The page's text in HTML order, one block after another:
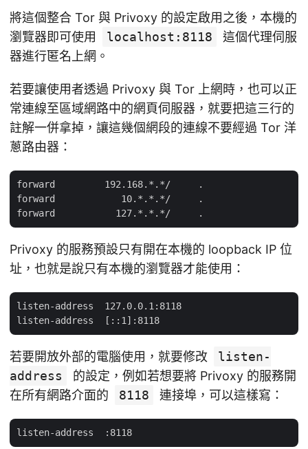
將這個整合 Tor 與 Privoxy 的設定啟用之後，本機的
瀏覽器即可使用
localhost:8118
這個代理伺服
器進行匿名上網。
若要讓使用者透過 Privoxy 與 Tor 上網時，也可以正
常連線至區域網路中的網頁伺服器，就要把這三行的
註解一併拿掉，讓這幾個網段的連線不要經過 Tor 洋
蔥路由器：
forward         192.168.*.*/     .
forward            10.*.*.*/     .
Privoxy 的服務預設只有開在本機的 loopback IP 位
址，也就是說只有本機的瀏覽器才能使用：
listen-address  127.0.0.1:8118
若要開放外部的電腦使用，就要修改
listen-
address
的設定，例如若想要將 Privoxy 的服務開
在所有網路介面的
8118 連接埠，可以這樣寫：